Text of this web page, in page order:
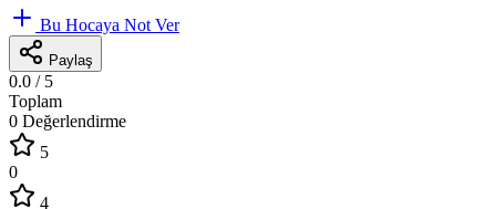
Bu Hocaya Not Ver
Paylaş
0.0 / 5
Toplam
0 Değerlendirme
5
0
4